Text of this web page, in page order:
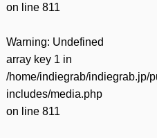
on line 811
Warning: Undefined
array key 1 in
/home/indiegrab/indiegrab.jp/
includes/media.php
on line 811